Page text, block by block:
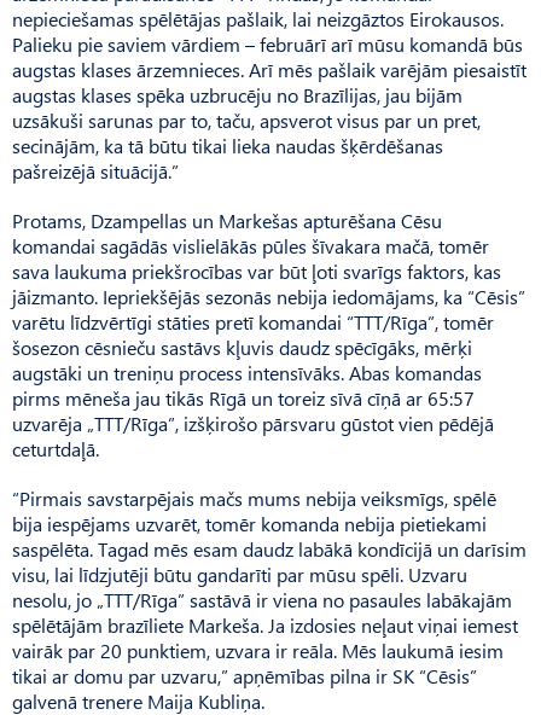
nepieciešamas spēlētājas pašlaik, lai neizgāztos Eirokausos.
Palieku pie saviem vārdiem – februārī arī mūsu komandā būs
augstas klases ārzemnieces. Arī mēs pašlaik varējām piesaistīt
augstas klases spēka uzbrucēju no Brazīlijas, jau bijām
uzsākuši sarunas par to, taču, apsverot visus par un pret,
secinājām, ka tā būtu tikai lieka naudas šķērdēšanas
pašreizējā situācijā.”
Protams, Dzampellas un Markešas apturēšana Cēsu
komandai sagādās vislielākās pūles šīvakara mačā, tomēr
sava laukuma priekšrocības var būt ļoti svarīgs faktors, kas
jāizmanto. Iepriekšējās sezonās nebija iedomājams, ka “Cēsis”
varētu līdzvērtīgi stāties pretī komandai “TTT/Rīga”, tomēr
šosezon cēsnieču sastāvs kļuvis daudz spēcīgāks, mērķi
augstāki un treniņu process intensīvāks. Abas komandas
pirms mēneša jau tikās Rīgā un toreiz sīvā cīņā ar 65:57
uzvarēja „TTT/Rīga”, izšķirošo pārsvaru gūstot vien pēdējā
ceturtdaļā.
“Pirmais savstarpējais mačs mums nebija veiksmīgs, spēlē
bija iespējams uzvarēt, tomēr komanda nebija pietiekami
saspēlēta. Tagad mēs esam daudz labākā kondīcijā un darīsim
visu, lai līdzjutēji būtu gandarīti par mūsu spēli. Uzvaru
nesolu, jo „TTT/Rīga” sastāvā ir viena no pasaules labākajām
spēlētājām brazīliete Markeša. Ja izdosies neļaut viņai iemest
vairāk par 20 punktiem, uzvara ir reāla. Mēs laukumā iesim
tikai ar domu par uzvaru,” apņēmības pilna ir SK “Cēsis”
galvenā trenere Maija Kubliņa.